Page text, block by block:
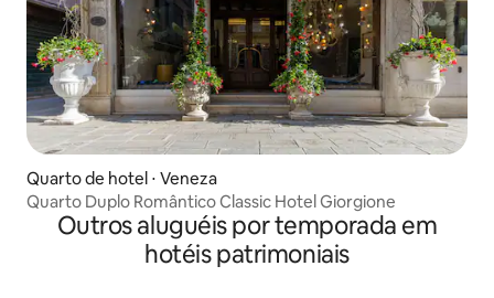
Quarto de hotel ⋅ Veneza
Quarto Duplo Romântico Classic Hotel Giorgione
Outros aluguéis por temporada em
hotéis patrimoniais